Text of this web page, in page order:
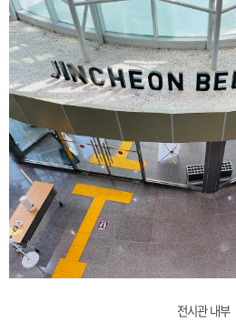
전시관 내부